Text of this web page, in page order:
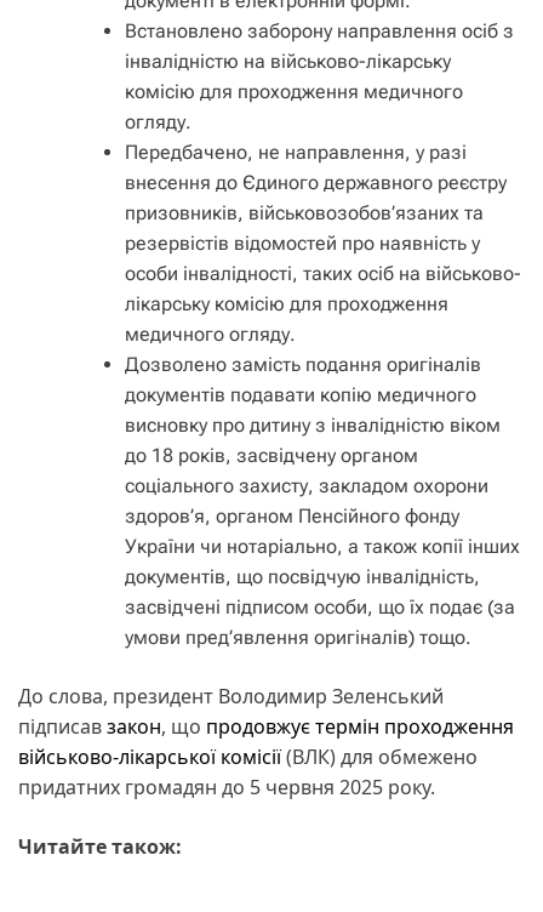
Встановлено заборону направлення осіб з
інвалідністю на військово-лікарську
комісію для проходження медичного
огляду.
Передбачено, не направлення, у разі
внесення до Єдиного державного реєстру
призовників, військовозобов’язаних та
резервістів відомостей про наявність у
особи інвалідності, таких осіб на військово-
лікарську комісію для проходження
медичного огляду.
Дозволено замість подання оригіналів
документів подавати копію медичного
висновку про дитину з інвалідністю віком
до 18 років, засвідчену органом
соціального захисту, закладом охорони
здоров’я, органом Пенсійного фонду
України чи нотаріально, а також копії інших
документів, що посвідчую інвалідність,
засвідчені підписом особи, що їх подає (за
умови пред’явлення оригіналів) тощо.
До слова, президент Володимир Зеленський
підписавзакон, що продовжує термін проходження
військово-лікарської комісії(ВЛК) для обмежено
придатних громадян до 5 червня 2025 року.
Читайте також: